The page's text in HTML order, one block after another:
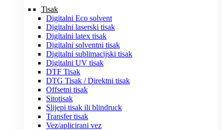
Tisak
Digitalni Eco solvent
Digitalni laserski tisak
Digitalni latex tisak
Digitalni solventni tisak
Digitalni sublimacijski tisak
Digitalni UV tisak
DTF Tisak
DTG Tisak / Direktni tisak
Offsetni tisak
Sitotisak
Slijepi tisak ili blindruck
Transfer tisak
Vez/aplicirani vez